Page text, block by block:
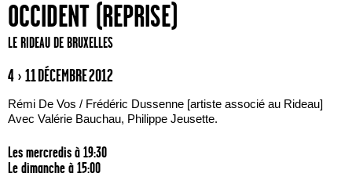
OCCIDENT (REPRISE)
LE RIDEAU DE BRUXELLES
4 › 11 DÉCEMBRE 2012
Rémi De Vos / Frédéric Dussenne [artiste associé au Rideau]
Avec Valérie Bauchau, Philippe Jeusette.
Les mercredis à 19:30
Le dimanche à 15:00